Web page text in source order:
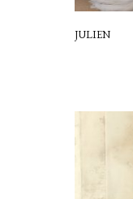
JULIEN